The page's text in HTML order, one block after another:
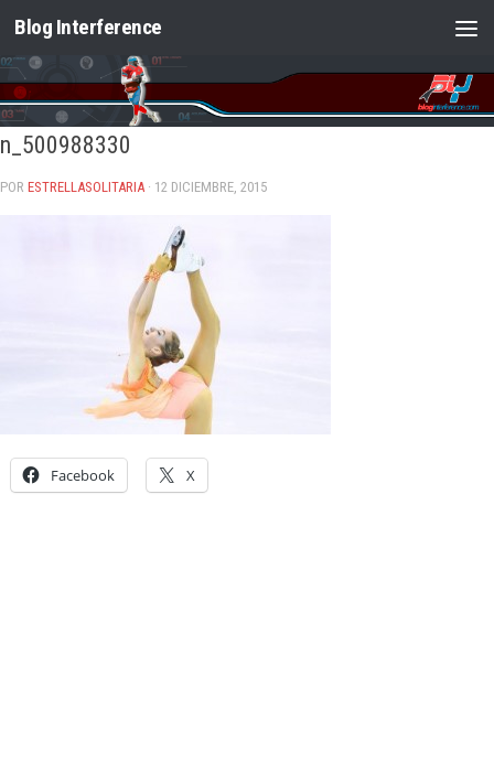
Saltar al contenido
Blog Interference
n_500988330
POR ESTRELLASOLITARIA · 12 DICIEMBRE, 2015
Facebook X